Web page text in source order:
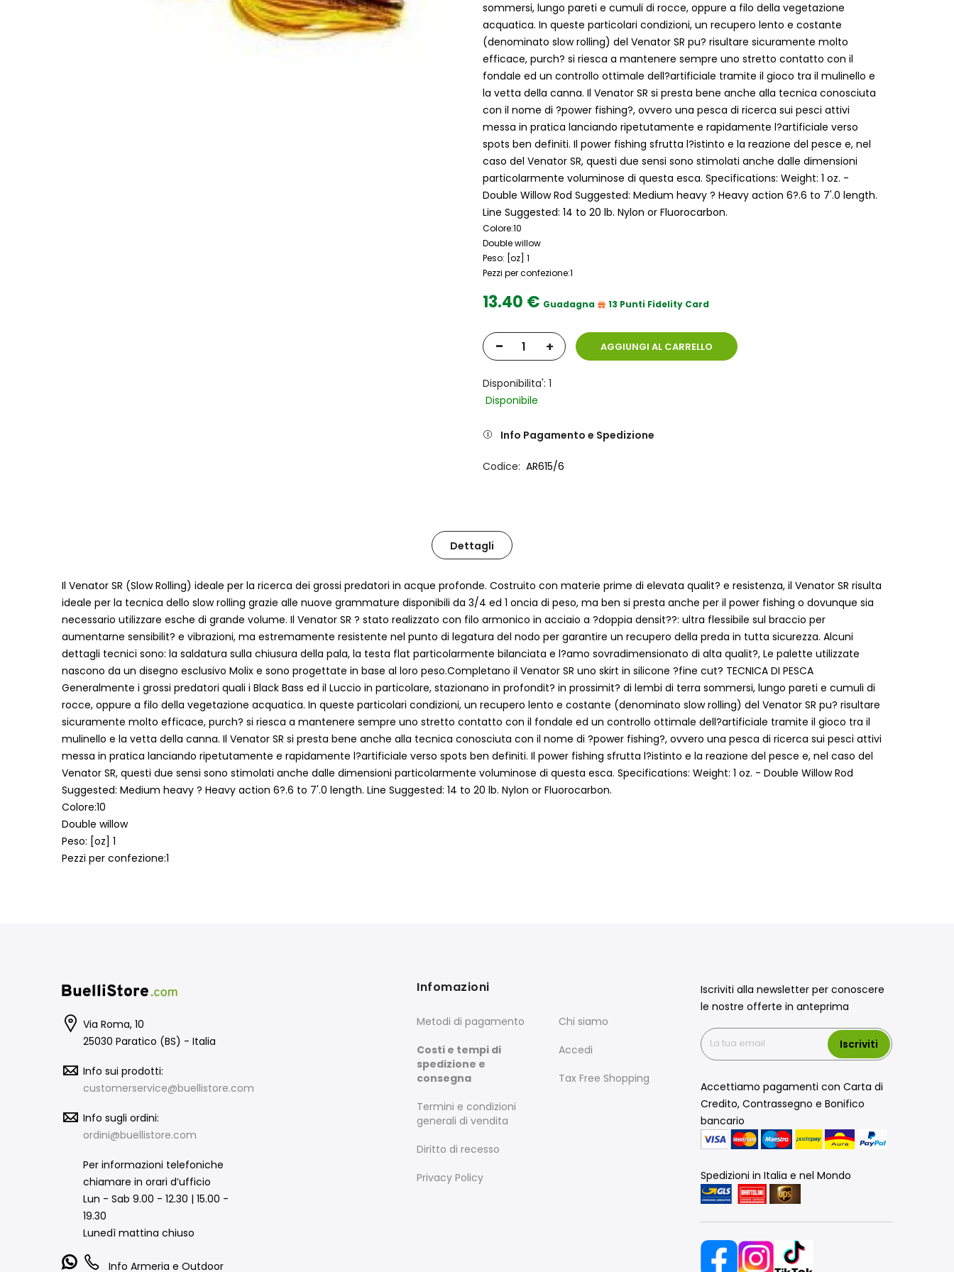
sommersi, lungo pareti e cumuli di rocce, oppure a filo della vegetazione
acquatica. In queste particolari condizioni, un recupero lento e costante
(denominato slow rolling) del Venator SR pu? risultare sicuramente molto
efficace, purch? si riesca a mantenere sempre uno stretto contatto con il
fondale ed un controllo ottimale dell?artificiale tramite il gioco tra il mulinello e
la vetta della canna. Il Venator SR si presta bene anche alla tecnica conosciuta
con il nome di ?power fishing?, ovvero una pesca di ricerca sui pesci attivi
messa in pratica lanciando ripetutamente e rapidamente l?artificiale verso
spots ben definiti. Il power fishing sfrutta l?istinto e la reazione del pesce e, nel
caso del Venator SR, questi due sensi sono stimolati anche dalle dimensioni
particolarmente voluminose di questa esca. Specifications: Weight: 1 oz. -
Double Willow Rod Suggested: Medium heavy ? Heavy action 6?.6 to 7'.0 length.
Line Suggested: 14 to 20 lb. Nylon or Fluorocarbon.
Colore:10
Double willow
Peso: [oz] 1
Pezzi per confezione:1
13.40 € Guadagna 13 Punti Fidelity Card
- + AGGIUNGI AL CARRELLO
Disponibilita': 1
Disponibile
Info Pagamento e Spedizione
Codice AR615/6
Dettagli
Il Venator SR (Slow Rolling) ideale per la ricerca dei grossi predatori in acque profonde. Costruito con materie prime di elevata qualit? e resistenza, il Venator SR risulta
ideale per la tecnica dello slow rolling grazie alle nuove grammature disponibili da 3/4 ed 1 oncia di peso, ma ben si presta anche per il power fishing o dovunque sia
necessario utilizzare esche di grande volume. Il Venator SR ? stato realizzato con filo armonico in acciaio a ?doppia densit??: ultra flessibile sul braccio per
aumentarne sensibilit? e vibrazioni, ma estremamente resistente nel punto di legatura del nodo per garantire un recupero della preda in tutta sicurezza. Alcuni
dettagli tecnici sono: la saldatura sulla chiusura della pala, la testa flat particolarmente bilanciata e l?amo sovradimensionato di alta qualit?, Le palette utilizzate
nascono da un disegno esclusivo Molix e sono progettate in base al loro peso.Completano il Venator SR uno skirt in silicone ?fine cut? TECNICA DI PESCA
Generalmente i grossi predatori quali i Black Bass ed il Luccio in particolare, stazionano in profondit? in prossimit? di lembi di terra sommersi, lungo pareti e cumuli di
rocce, oppure a filo della vegetazione acquatica. In queste particolari condizioni, un recupero lento e costante (denominato slow rolling) del Venator SR pu? risultare
sicuramente molto efficace, purch? si riesca a mantenere sempre uno stretto contatto con il fondale ed un controllo ottimale dell?artificiale tramite il gioco tra il
mulinello e la vetta della canna. Il Venator SR si presta bene anche alla tecnica conosciuta con il nome di ?power fishing?, ovvero una pesca di ricerca sui pesci attivi
messa in pratica lanciando ripetutamente e rapidamente l?artificiale verso spots ben definiti. Il power fishing sfrutta l?istinto e la reazione del pesce e, nel caso del
Venator SR, questi due sensi sono stimolati anche dalle dimensioni particolarmente voluminose di questa esca. Specifications: Weight: 1 oz. - Double Willow Rod
Suggested: Medium heavy ? Heavy action 6?.6 to 7'.0 length. Line Suggested: 14 to 20 lb. Nylon or Fluorocarbon.
Colore:10
Double willow
Peso: [oz] 1
Pezzi per confezione:1
Via Roma, 10
25030 Paratico (BS) - Italia
Info sui prodotti:
customerservice@buellistore.com
Info sugli ordini:
ordini@buellistore.com
Per informazioni telefoniche
chiamare in orari d’ufficio
Lun - Sab 9.00 - 12.30 | 15.00 -
19.30
Lunedì mattina chiuso
Info Armeria e Outdoor
Infomazioni
Metodi di pagamento
Costi e tempi di
spedizione e
consegna
Termini e condizioni
generali di vendita
Diritto di recesso
Privacy Policy
Chi siamo
Accedi
Tax Free Shopping
Iscriviti alla newsletter per conoscere
le nostre offerte in anteprima
Iscriviti
Accettiamo pagamenti con Carta di
Credito, Contrassegno e Bonifico
bancario
Spedizioni in Italia e nel Mondo